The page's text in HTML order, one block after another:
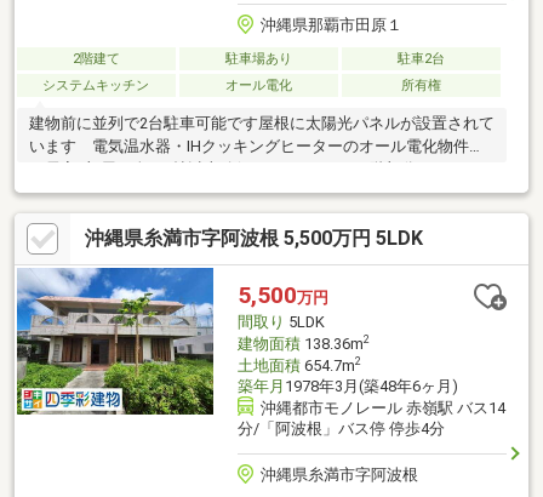
沖縄県那覇市田原１
2階建て 駐車場あり
駐車2台
システムキッチン
オール電化 所有権
建物前に並列で2台駐車可能です屋根に太陽光パネルが設置されて
います 電気温水器・IHクッキングヒーターのオール電化物件で
す居室4部屋は全て6帖以上確保されています。2階部分にもトイ
レ・シャワーブースあり階段下にも収納スペースが設けられてい
ますゆいレール「小禄」駅徒歩8分、「奥武山公園」駅徒歩10
分 2駅利用可能ですイオン那覇ショッピングセンターまで徒歩７
分 毎日のお買い物便利です市立金城小学校徒歩9分、市立金城中
学校徒歩８分 お子様の通学便利です掲載中の室内写真に家具什
器等がある場合、販売価格には含まれていません
沖縄県糸満市字阿波根 5,500万円 5LDK
5,500万円
間取り 5LDK
建物面積138.36m2
土地面積654.7m2
築年月 1978年3月(築48年6ヶ月)
沖縄都市モノレール 赤嶺駅 バス14
分/「阿波根」バス停 停歩4分
沖縄県糸満市字阿波根